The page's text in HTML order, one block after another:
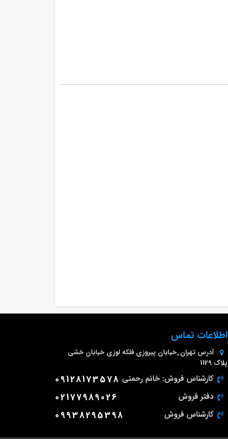
اطلاعات تماس
آدرس تهران_خیابان پیروزی فلکه لوزی خیابان خشی
پلاک 1129
کارشناس فروش: خانم رحمتی 09128173578
دفتر فروش 02177989026
کارشناس فروش 09938295398